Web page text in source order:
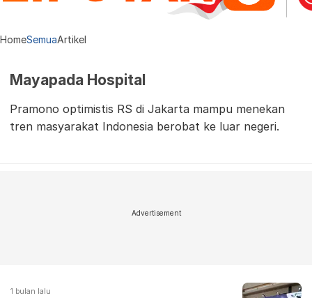
HomeSemuaArtikel
Mayapada Hospital
Pramono optimistis RS di Jakarta mampu menekan
tren masyarakat Indonesia berobat ke luar negeri.
Advertisement
1 bulan lalu